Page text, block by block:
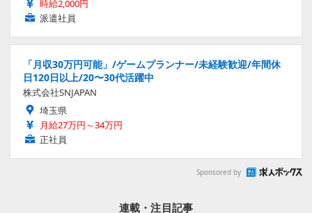
時給2,000円
派遣社員
「月収30万円可能」/ゲームプランナー/未経験歓迎/年間休
日120日以上/20〜30代活躍中
株式会社SNJAPAN
埼玉県
月給27万円～34万円
正社員
Sponsored by
連載・注目記事